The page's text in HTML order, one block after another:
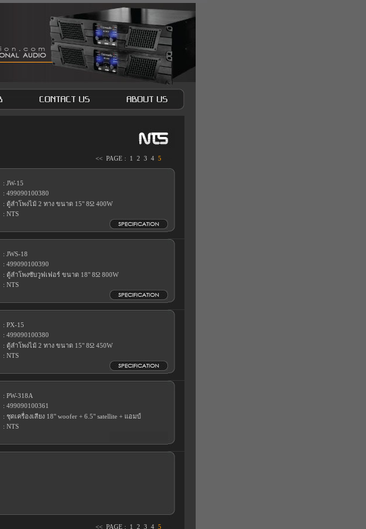
<< PAGE : 1 2 3 4 5
: JW-15
: 499090100380
: ตู้ลำโพงไม้ 2 ทาง ขนาด 15" 8Ω 400W
: NTS
: JWS-18
: 499090100390
: ตู้ลำโพงซับวูฟเฟอร์ ขนาด 18" 8Ω 800W
: NTS
: PX-15
: 499090100380
: ตู้ลำโพงไม้ 2 ทาง ขนาด 15" 8Ω 450W
: NTS
: PW-318A
: 499090100361
: ชุดเครื่องเสียง 18" woofer + 6.5" satellite + แอมป์
: NTS
<< PAGE : 1 2 3 4 5